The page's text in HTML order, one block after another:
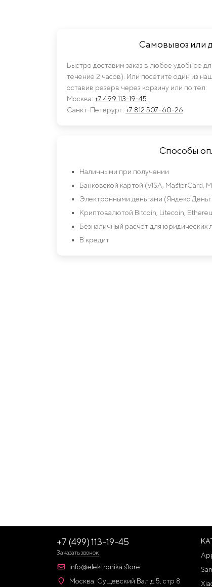
Самовывоз или
Быстро доставим заказ в любое удобное
течение 2 часов). Или посетите один из
оставив резерв через корзину или по тел:
Москва: +7 499 113-19-45
Санкт-Петерург: +7 812 507-60-26
Способы
Наличными при получении
Банковской картой (VISA, MasterCard,
Электронными деньгами (Яндекс
Криптовалютой Bitcoin, Litecoin,
Безналичный расчет для юридических
В кредит
+7 (499) 113-19-45
Заказать звонок
info@elektronika.store
Москва: Сущевский Вал д 5, стр 8